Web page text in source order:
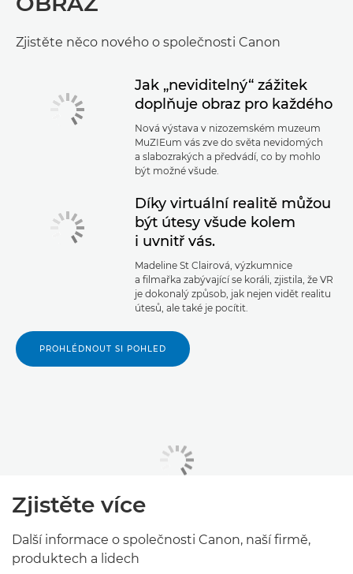
Zjistěte něco nového o společnosti Canon
Jak „neviditelný“ zážitek
doplňuje obraz pro každého
Nová výstava v nizozemském muzeum
MuZIEum vás zve do světa nevidomých
a slabozrakých a předvádí, co by mohlo
být možné všude.
Díky virtuální realitě můžou
být útesy všude kolem
i uvnitř vás.
Madeline St Clairová, výzkumnice
a filmařka zabývající se koráli, zjistila, že VR
je dokonalý způsob, jak nejen vidět realitu
útesů, ale také je pocítit.
PROHLÉDNOUT SI POHLED
Zjistěte více
Další informace o společnosti Canon, naší firmě,
produktech a lidech